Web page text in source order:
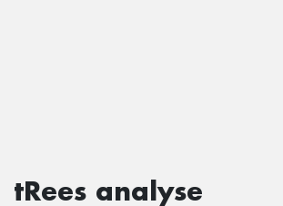
tRees analyse